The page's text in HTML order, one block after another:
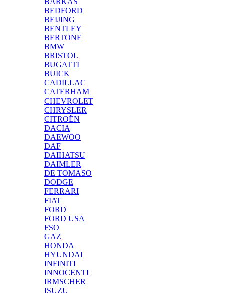
BEDFORD
BEIJING
BENTLEY
BERTONE
BMW
BRISTOL
BUGATTI
BUICK
CADILLAC
CATERHAM
CHEVROLET
CHRYSLER
CITROËN
DACIA
DAEWOO
DAF
DAIHATSU
DAIMLER
DE TOMASO
DODGE
FERRARI
FIAT
FORD
FORD USA
FSO
GAZ
HONDA
HYUNDAI
INFINITI
INNOCENTI
IRMSCHER
ISUZU